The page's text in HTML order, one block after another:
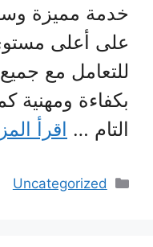
خدمة مميزة
على أعلى
للتعامل مع
بكفاءة ومهنية
التام … اقرأ
التصنيفات
Uncategorized